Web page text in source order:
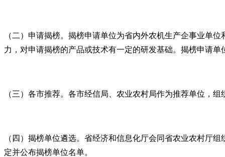
（二）申请揭榜。揭榜申请单位为省内外农机生产企事业单
力，对申请揭榜的产品或技术有一定的研发基础。揭榜申请
（三）各市推荐。各市经信局、农业农村局作为推荐单位，
（四）揭榜单位遴选。省经济和信息化厅会同省农业农村厅
定并公布揭榜单位名单。